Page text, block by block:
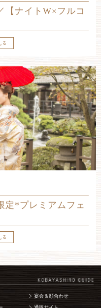
【ナイトW×フルコ
定*プレミアムフェ
宴会＆顔合わせ
[
/home/kobayashiro/
class="tel">
[/home/